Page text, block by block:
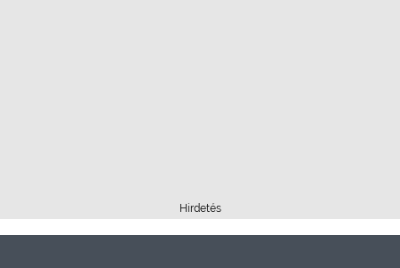
Hirdetés